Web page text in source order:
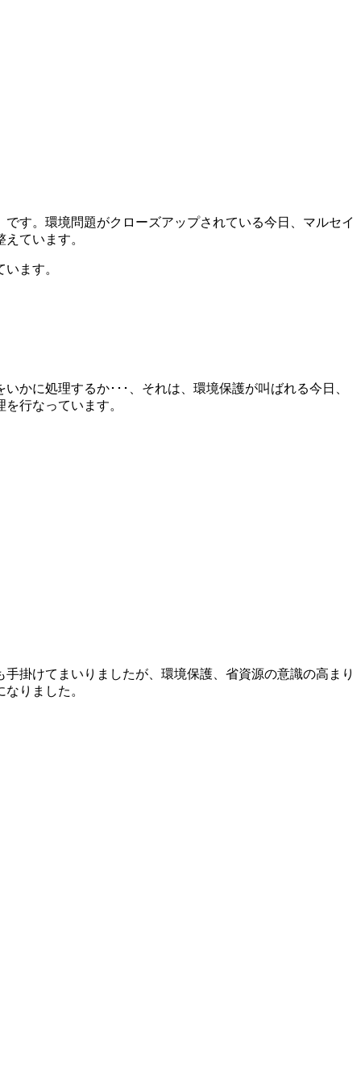
す。環境問題がクローズアップされている今日、マルセイ
ています。
ます。
かに処理するか･･･、それは、環境保護が叫ばれる今日、
行なっています。
掛けてまいりましたが、環境保護、省資源の意識の高まり
りました。